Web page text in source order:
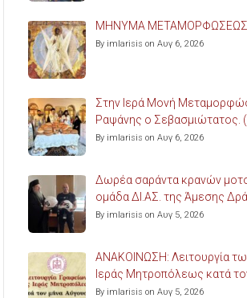
ΜΗΝΥΜΑ ΜΕΤΑΜΟΡΦΩΣΕΩΣ
By imlarisis on Αυγ 6, 2026
Στην Ιερά Μονή
Ραψάνης ο Σεβασμιώτατος.
By imlarisis on Αυγ 6, 2026
Δωρέα σαράντα κρανών
ομάδα ΔΙ.ΑΣ. της Άμεσης
By imlarisis on Αυγ 5, 2026
ΑΝΑΚΟΙΝΩΣΗ: Λειτουργία
Ιεράς Μητροπόλεως κατά
By imlarisis on Αυγ 5, 2026